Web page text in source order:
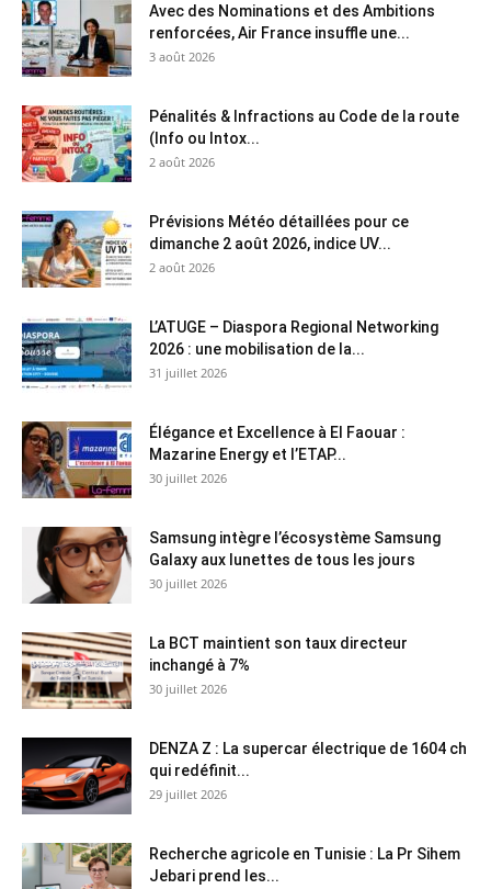
Avec des Nominations et des Ambitions
renforcées, Air France insuffle une...
3 août 2026
Pénalités & Infractions au Code de la route
(Info ou Intox...
2 août 2026
Prévisions Météo détaillées pour ce
dimanche 2 août 2026, indice UV...
2 août 2026
L’ATUGE – Diaspora Regional Networking
2026 : une mobilisation de la...
31 juillet 2026
Élégance et Excellence à El Faouar :
Mazarine Energy et l’ETAP...
30 juillet 2026
Samsung intègre l’écosystème Samsung
Galaxy aux lunettes de tous les jours
30 juillet 2026
La BCT maintient son taux directeur
inchangé à 7%
30 juillet 2026
DENZA Z : La supercar électrique de 1604 ch
qui redéfinit...
29 juillet 2026
Recherche agricole en Tunisie : La Pr Sihem
Jebari prend les...